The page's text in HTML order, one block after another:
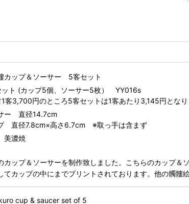
カップ＆ソーサー 5客セット
ット (カップ5個、ソーサー5枚） YY016s
客3,700円のところ5客セットは1客あたり3,145円となり
ー 直径14.7cm
直径7.8cm×高さ6.7cm ※取っ手は含まず
濃焼
ップ＆ソーサーを制作致しました。こちらのカップ＆
てカップの中にまでプリントされております。他の髑髏
& saucer set of 5